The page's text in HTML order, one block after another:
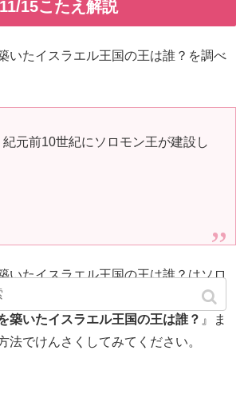
15こたえ解説
いたイスラエル王国の王は誰？を調べ
元前10世紀にソロモン王が建設し
いたイスラエル王国の王は誰？はソロ
トクイズのこたえを知りたいときは
築いたイスラエル王国の王は誰？ 』ま
法でけんさくしてみてください。